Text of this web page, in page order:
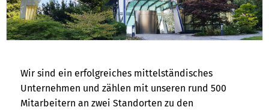
Wir sind ein erfolgreiches mittelständisches
Unternehmen und zählen mit unseren rund 500
Mitarbeitern an zwei Standorten zu den